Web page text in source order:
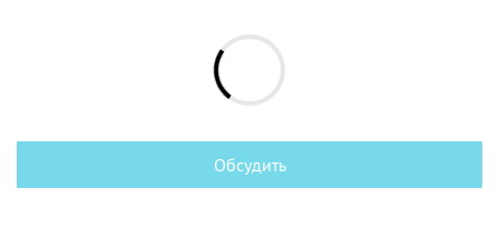
Обсудить